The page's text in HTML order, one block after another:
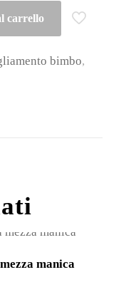
carrello
bimbo,
manica